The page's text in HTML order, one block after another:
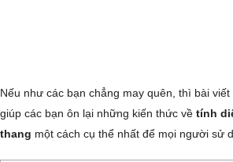
Nếu như các bạn chẳng may quên, thì bài
giúp các bạn ôn lại những kiến thức về tính
thang một cách cụ thể nhất để mọi người sử